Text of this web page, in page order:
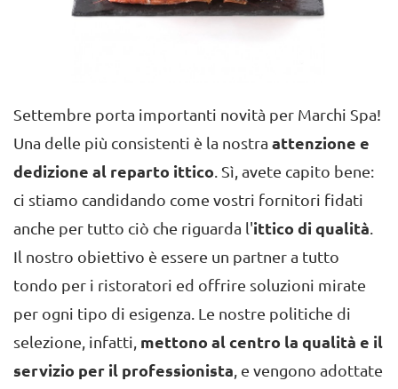
Settembre porta importanti novità per Marchi Spa!
Una delle più consistenti è la nostra attenzione e
dedizione al reparto ittico. Sì, avete capito bene:
ci stiamo candidando come vostri fornitori fidati
anche per tutto ciò che riguarda l'ittico di qualità.
Il nostro obiettivo è essere un partner a tutto
tondo per i ristoratori ed offrire soluzioni mirate
per ogni tipo di esigenza. Le nostre politiche di
selezione, infatti, mettono al centro la qualità e il
servizio per il professionista, e vengono adottate